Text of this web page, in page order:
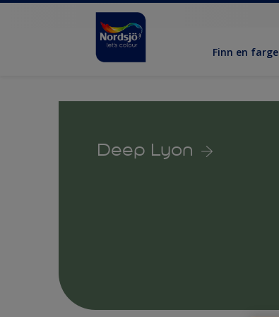
Finn en farge
Deep Lyon